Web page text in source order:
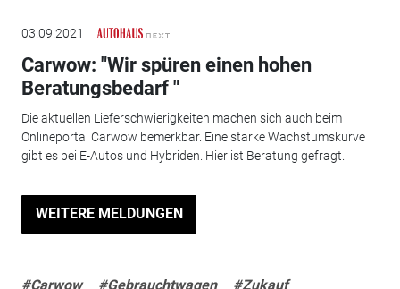
03.09.2021
Carwow: "Wir spüren einen hohen
Beratungsbedarf "
Die aktuellen Lieferschwierigkeiten machen sich auch beim
Onlineportal Carwow bemerkbar. Eine starke Wachstumskurve
gibt es bei E-Autos und Hybriden. Hier ist Beratung gefragt.
WEITERE MELDUNGEN
#Carwow #Gebrauchtwagen #Zukauf